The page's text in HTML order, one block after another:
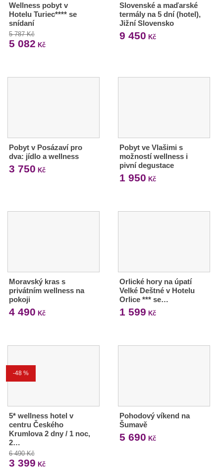
Wellness pobyt v
Hotelu Turiec**** se
snídaní
5 787 Kč
5 082 Kč
Slovenské a maďarské
termály na 5 dní (hotel),
Jižní Slovensko
9 450 Kč
Pobyt v Posázaví pro
dva: jídlo a wellness
3 750 Kč
Pobyt ve Vlašimi s
možností wellness i
pivní degustace
1 950 Kč
Moravský kras s
privátním wellness na
pokoji
4 490 Kč
Orlické hory na úpatí
Velké Deštné v Hotelu
Orlice *** se…
1 599 Kč
-48 %
5* wellness hotel v
centru Českého
Krumlova 2 dny / 1 noc,
2…
6 490 Kč
3 399 Kč
Pohodový víkend na
Šumavě
5 690 Kč